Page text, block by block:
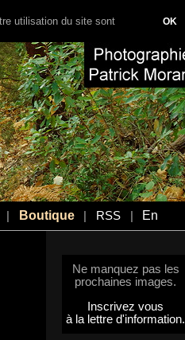
Boutique RSS En
Ne manquez pas les
prochaines images.
Inscrivez vous
à la lettre d'information.
utilisation du site sont
OK